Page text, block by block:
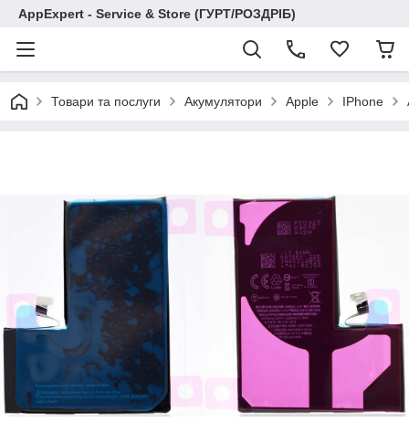
AppExpert - Service & Store (ГУРТ/РОЗДРІБ)
Товари та послуги Акумулятори Apple IPhone